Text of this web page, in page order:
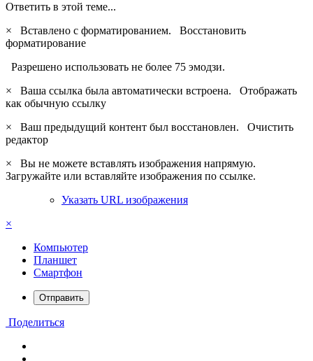
Ответить в этой теме...
×
Вставлено с форматированием. Восстановить
форматирование
Разрешено использовать не более 75 эмодзи.
×
Ваша ссылка была автоматически встроена. Отображать
как обычную ссылку
×
Ваш предыдущий контент был восстановлен. Очистить
редактор
×
Вы не можете вставлять изображения напрямую.
Загружайте или вставляйте изображения по ссылке.
Указать URL изображения
×
Компьютер
Планшет
Смартфон
Отправить
Поделиться